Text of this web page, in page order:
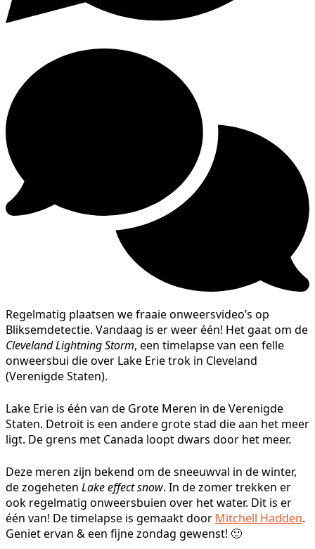
Regelmatig plaatsen we fraaie onweersvideo’s op
Bliksemdetectie. Vandaag is er weer één! Het gaat om de
Cleveland Lightning Storm, een timelapse van een felle
onweersbui die over Lake Erie trok in Cleveland
(Verenigde Staten).
Lake Erie is één van de Grote Meren in de Verenigde
Staten. Detroit is een andere grote stad die aan het meer
ligt. De grens met Canada loopt dwars door het meer.
Deze meren zijn bekend om de sneeuwval in de winter,
de zogeheten Lake effect snow. In de zomer trekken er
ook regelmatig onweersbuien over het water. Dit is er
één van! De timelapse is gemaakt door Mitchell Hadden.
Geniet ervan & een fijne zondag gewenst! 🙂